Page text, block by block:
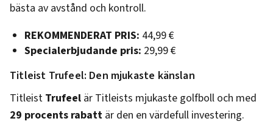
bästa av avstånd och kontroll.
REKOMMENDERAT PRIS: 44,99 €
Specialerbjudande pris: 29,99 €
Titleist Trufeel: Den mjukaste känslan
Titleist Trufeel är Titleists mjukaste golfboll och med
29 procents rabatt är den en värdefull investering.